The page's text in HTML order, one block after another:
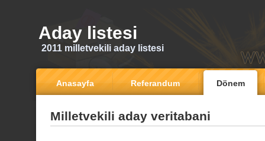
Aday listesi
2011 milletvekili aday listesi
Anasayfa Referandum Dönem
Milletvekili aday veritabani